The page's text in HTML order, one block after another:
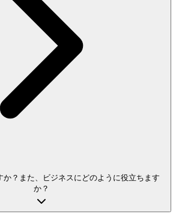
？また、ビジネスにどのように役立ちます
か？